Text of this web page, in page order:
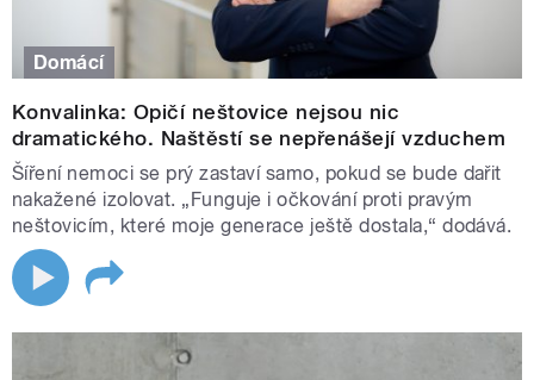
Domácí
Konvalinka: Opičí neštovice nejsou nic
dramatického. Naštěstí se nepřenášejí vzduchem
Šíření nemoci se prý zastaví samo, pokud se bude dařit
nakažené izolovat. „Funguje i očkování proti pravým
neštovicím, které moje generace ještě dostala,“ dodává.